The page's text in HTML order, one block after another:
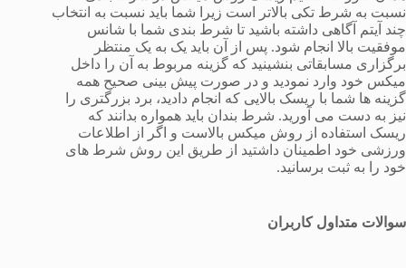
نسبت به شرط تکی بالاتر است زیرا شما باید نسبت به انتخاب
چند آیتم آگاهی داشته باشید تا شرط بندی شما با شانس
موفقیت بالا انجام شود. پس از آن باید یک به یک منتظر
برگزاری مسابقاتی بنشینید که گزینه مربوط به آن را داخل
میکس خود وارد نمودید و در صورت پیش بینی صحیح همه
گزینه ها شما با ریسک بالایی که انجام دادید، برد بزرگتری را
نیز به دست می آورید. شرط بندان باید همواره بدانند که
ریسک استفاده از روش میکس بالاست و اگر از اطلاعات
ورزشی خود اطمینان داشتید از طریق این روش شرط های
خود را به ثبت برسانید.
سوالات متداول کاربران